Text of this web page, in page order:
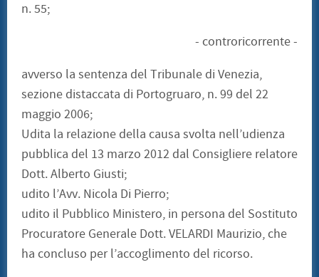
n. 55;
- controricorrente -
avverso la sentenza del Tribunale di Venezia,
sezione distaccata di Portogruaro, n. 99 del 22
maggio 2006;
Udita la relazione della causa svolta nell’udienza
pubblica del 13 marzo 2012 dal Consigliere relatore
Dott. Alberto Giusti;
udito l’Avv. Nicola Di Pierro;
udito il Pubblico Ministero, in persona del Sostituto
Procuratore Generale Dott. VELARDI Maurizio, che
ha concluso per l’accoglimento del ricorso.